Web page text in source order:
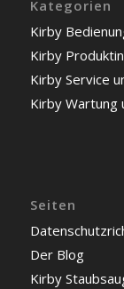
Kategorien
Kirby
Kirby
Kirby Service
Kirby Wartung
Seiten
Der Blog
Kirby